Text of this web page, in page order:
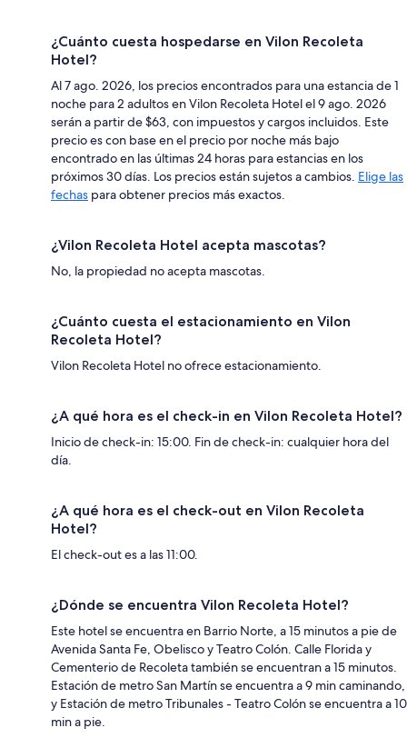
¿Cuánto cuesta hospedarse en Vilon Recoleta
Hotel?
Al 7 ago. 2026, los precios encontrados para una estancia de 1
noche para 2 adultos en Vilon Recoleta Hotel el 9 ago. 2026
serán a partir de $63, con impuestos y cargos incluidos. Este
precio es con base en el precio por noche más bajo
encontrado en las últimas 24 horas para estancias en los
próximos 30 días. Los precios están sujetos a cambios. Elige las
fechas para obtener precios más exactos.
¿Vilon Recoleta Hotel acepta mascotas?
No, la propiedad no acepta mascotas.
¿Cuánto cuesta el estacionamiento en Vilon
Recoleta Hotel?
Vilon Recoleta Hotel no ofrece estacionamiento.
¿A qué hora es el check-in en Vilon Recoleta Hotel?
Inicio de check-in: 15:00. Fin de check-in: cualquier hora del
día.
¿A qué hora es el check-out en Vilon Recoleta
Hotel?
El check-out es a las 11:00.
¿Dónde se encuentra Vilon Recoleta Hotel?
Este hotel se encuentra en Barrio Norte, a 15 minutos a pie de
Avenida Santa Fe, Obelisco y Teatro Colón. Calle Florida y
Cementerio de Recoleta también se encuentran a 15 minutos.
Estación de metro San Martín se encuentra a 9 min caminando,
y Estación de metro Tribunales - Teatro Colón se encuentra a 10
min a pie.